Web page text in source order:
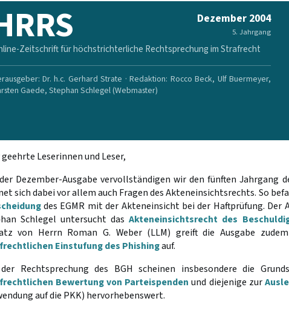
Dezember 2004
5. Jahrgang
Zeitschrift für höchstrichterliche Rechtsprechung im Strafrecht
Dr. h.c. Gerhard Strate · Redaktion: Rocco Beck, Ulf Buermeyer,
Gaede, Stephan Schlegel (Webmaster)
geehrte Leserinnen und Leser,
Dezember-Ausgabe vervollständigen wir den fünften Jahrgang
sich dabei vor allem auch Fragen des Akteneinsichtsrechts. So
des EGMR mit der Akteneinsicht bei der Haftprüfung. Der
Schlegel untersucht dasAkteneinsichtsrecht des
von Herrn Roman G. Weber (LLM) greift die Ausgabe
Einstufung des Phishingauf.
Rechtsprechung des BGH scheinen insbesondere die
Bewertung von Parteispenden und diejenige zur
auf die PKK) hervorhebenswert.